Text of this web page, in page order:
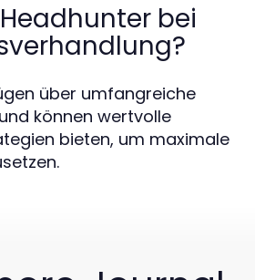
bei
über umfangreiche
können wertvolle
bieten, um maximale